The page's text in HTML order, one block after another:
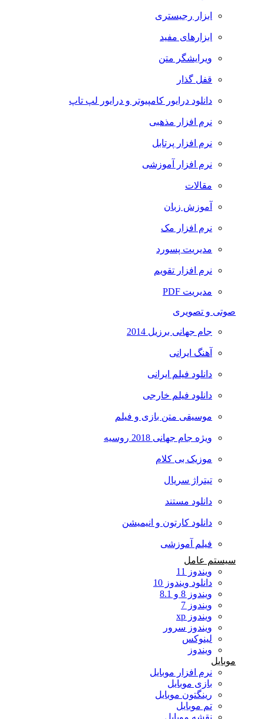
ابزار رجیستری
ابزارهای مفید
ویرایشگر متن
قفل گذار
دانلود درایور کامپیوتر و درایور لپ تاپ
نرم افزار مذهبی
نرم افزار پرتابل
نرم افزار آموزشی
مقالات
آموزش زبان
نرم افزار مک
مدیریت پسورد
نرم افزار تقویم
مدیریت PDF
صوتی و تصویری
جام جهانی برزیل 2014
آهنگ ایرانی
دانلود فیلم ایرانی
دانلود فیلم خارجی
موسیقی متن بازی و فیلم
ویژه جام جهانی 2018 روسیه
موزیک بی کلام
تیتراژ سریال
دانلود مستند
دانلود کارتون و انیمیشن
فیلم آموزشی
سیستم عامل
ویندوز 11
دانلود ویندوز 10
ویندوز 8 و 8.1
ویندوز 7
ویندوز xp
ویندوز سرور
لینوکس
ویندوز
نرم افزار موبایل
بازی موبایل
رینگتون موبایل
تم موبایل
نقشه موبایل